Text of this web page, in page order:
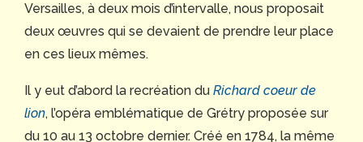
Versailles, à deux mois d’intervalle, nous proposait
deux œuvres qui se devaient de prendre leur place
en ces lieux mêmes.
Il y eut d’abord la recréation du Richard coeur de
lion, l’opéra emblématique de Grétry proposée sur
du 10 au 13 octobre dernier. Créé en 1784, la même